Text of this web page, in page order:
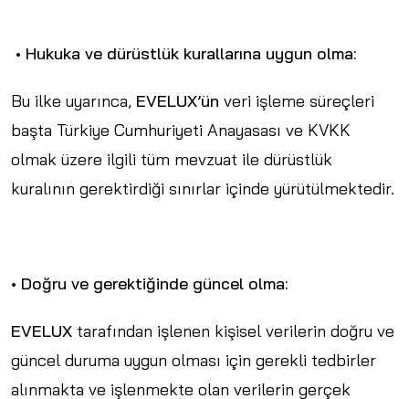
• Hukuka ve dürüstlük kurallarına uygun olma:
Bu ilke uyarınca, EVELUX’ün veri işleme süreçleri
başta Türkiye Cumhuriyeti Anayasası ve KVKK
olmak üzere ilgili tüm mevzuat ile dürüstlük
kuralının gerektirdiği sınırlar içinde yürütülmektedir.
• Doğru ve gerektiğinde güncel olma:
EVELUX tarafından işlenen kişisel verilerin doğru ve
güncel duruma uygun olması için gerekli tedbirler
alınmakta ve işlenmekte olan verilerin gerçek